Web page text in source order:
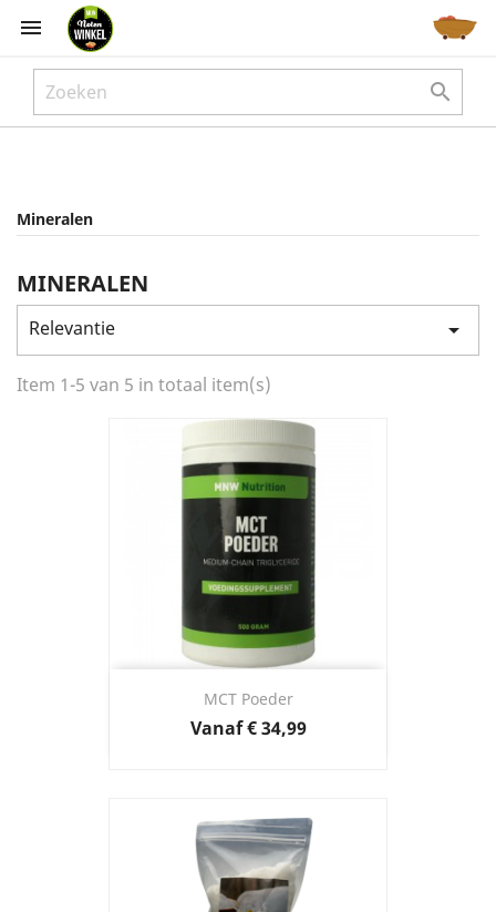


Mineralen
MINERALEN
Relevantie 
Item 1-5 van 5 in totaal item(s)
MCT Poeder
VanafPrijs
€ 34,99